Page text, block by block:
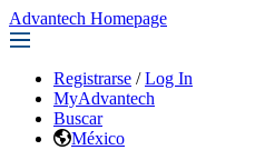
Advantech Homepage
Registrarse / Log In
MyAdvantech
Buscar
México